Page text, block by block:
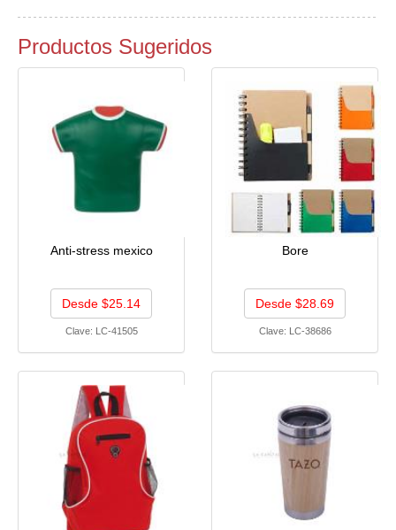
Productos Sugeridos
Anti-stress mexico
Desde $25.14
Clave: LC-41505
Bore
Desde $28.69
Clave: LC-38686